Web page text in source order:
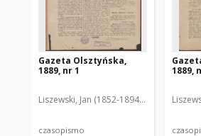
Gazeta Olsztyńska,
1889, nr 1
Liszewski, Jan (1852-1894). Red.
czasopismo
1889,